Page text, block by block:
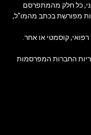
כל חלק מהמתפרסם
מפורשת בכתב מהמו"ל,
קוסמטי או אחר.
החברות המפרסמות